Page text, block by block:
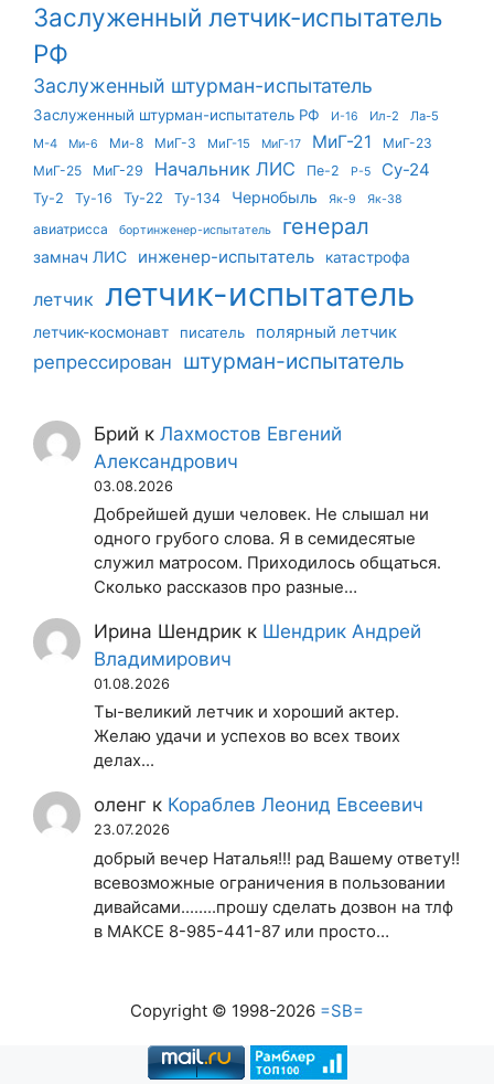
Заслуженный летчик-испытатель
РФ
Заслуженный штурман-испытатель
Заслуженный штурман-испытатель РФ И-16 Ил-2
Ла-5
М-4
Ми-6 Ми-8 МиГ-3 МиГ-15 МиГ-17 МиГ-21
МиГ-23
МиГ-25
МиГ-29 Начальник ЛИС Пе-2 Р-5 Су-24
Ту-2 Ту-16 Ту-22 Ту-134 Чернобыль Як-9 Як-38
авиатрисса бортинженер-испытатель генерал
замнач ЛИС инженер-испытатель катастрофа
летчик летчик-испытатель
летчик-космонавт писатель полярный летчик
репрессирован штурман-испытатель
Брий кЛахмостов Евгений
Александрович
03.08.2026
Добрейшей души человек. Не слышал ни
одного грубого слова. Я в семидесятые
служил матросом. Приходилось общаться.
Сколько рассказов про разные…
Ирина Шендрик к Шендрик Андрей
Владимирович
01.08.2026
Ты-великий летчик и хороший актер.
Желаю удачи и успехов во всех твоих
делах...
оленг к Кораблев Леонид Евсеевич
23.07.2026
добрый вечер Наталья!!! рад Вашему ответу!!
всевозможные ограничения в пользовании
дивайсами........прошу сделать дозвон на тлф
в МАКСЕ 8-985-441-87 или просто…
Copyright © 1998-2026 =SB=